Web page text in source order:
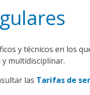
y técnicos en los
multidisciplinar.
las Tarifas de